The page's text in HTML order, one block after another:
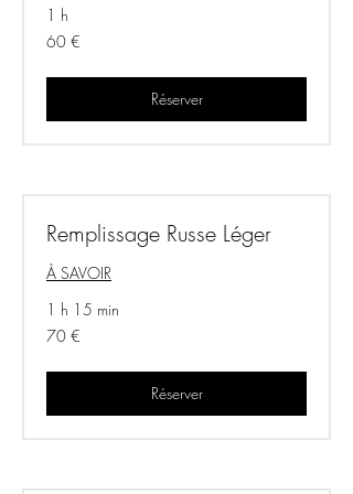
1 h
60
euros
60 €
Réserver
Remplissage Russe Léger
À SAVOIR
1 h 15 min
70
euros
70 €
Réserver